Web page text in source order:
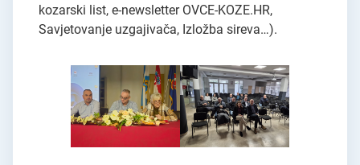
kozarski list, e-newsletter OVCE-KOZE.HR,
Savjetovanje uzgajivača, Izložba sireva…).